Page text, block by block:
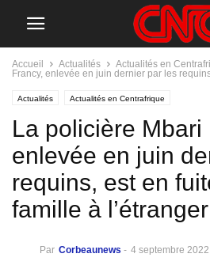
Accueil Actualités Actualités en
Francy, enlevée en juin dernier par les
Actualités Actualités en Centrafrique
La policière Mbari
enlevée en juin
requins, est en
famille à l’étranger
Par Corbeaunews - 4 septembre 2022